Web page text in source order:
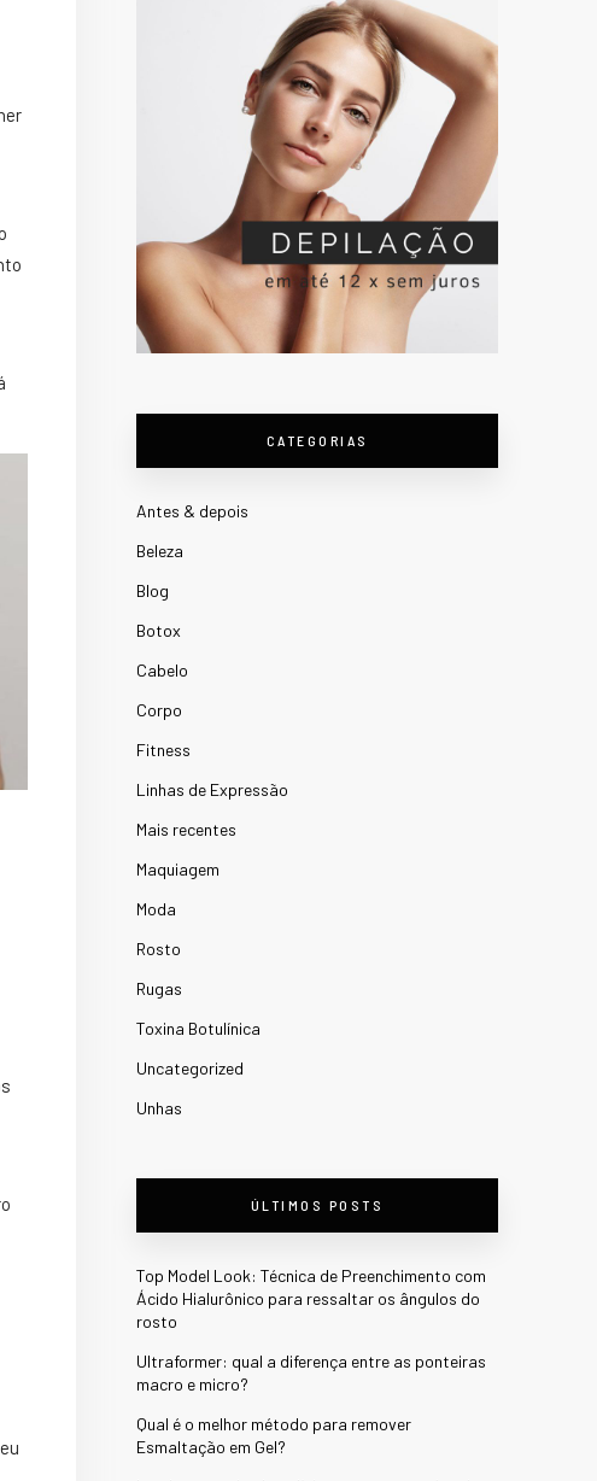
CATEGORIAS
Antes & depois
Beleza
Blog
Botox
Cabelo
Corpo
Fitness
Linhas de Expressão
Mais recentes
Maquiagem
Moda
Rosto
Rugas
Toxina Botulínica
Uncategorized
Unhas
ÚLTIMOS POSTS
Top Model Look: Técnica de Preenchimento com
Ácido Hialurônico para ressaltar os ângulos do
rosto
Ultraformer: qual a diferença entre as ponteiras
macro e micro?
Qual é o melhor método para remover
Esmaltação em Gel?